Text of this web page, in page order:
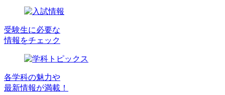
受験生に必要な
情報をチェック
各学科の魅力や
最新情報が満載！